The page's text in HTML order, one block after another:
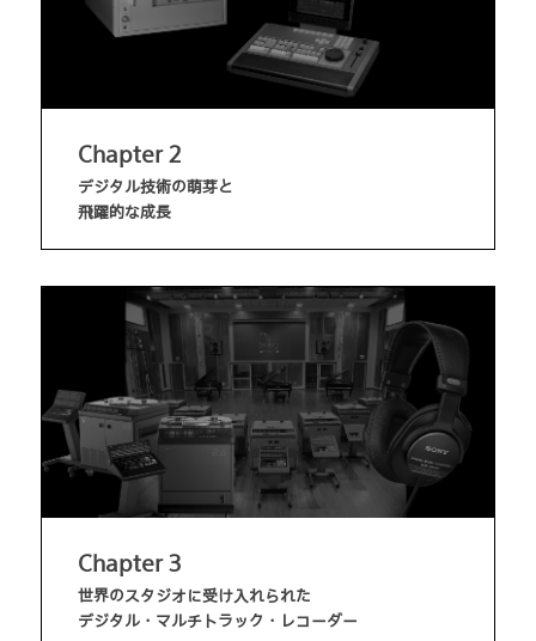
Chapter 2
デジタル技術の萌芽と
飛躍的な成長
Chapter 3
世界のスタジオに受け入れられた
デジタル・マルチトラック・レコーダー